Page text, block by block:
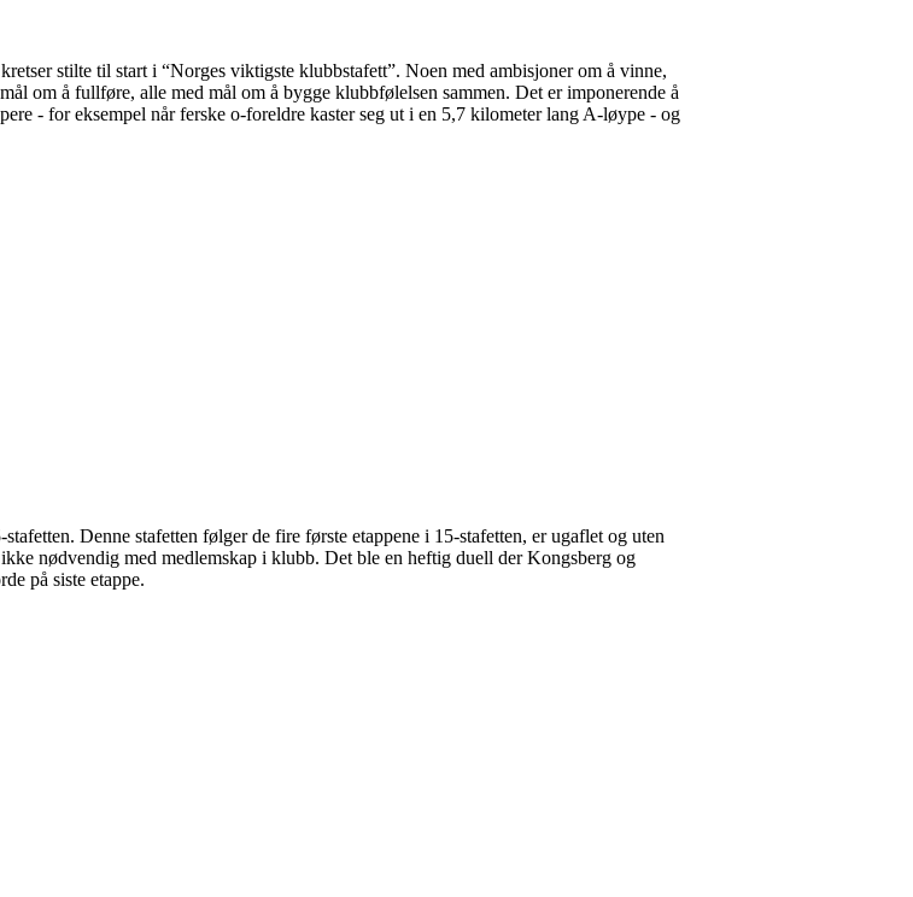
stilte til start i “Norges viktigste klubbstafett”. Noen med ambisjoner om å vinne,
om å fullføre, alle med mål om å bygge klubbfølelsen sammen. Det er imponerende å
- for eksempel når ferske o-foreldre kaster seg ut i en 5,7 kilometer lang A-løype - og
Denne stafetten følger de fire første etappene i 15-stafetten, er ugaflet og uten
nødvendig med medlemskap i klubb. Det ble en heftig duell der Kongsberg og
på siste etappe.